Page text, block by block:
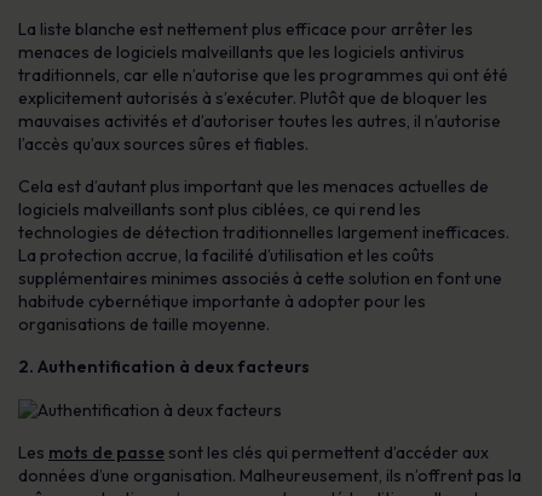
La liste blanche est nettement plus efficace pour arrêter les
menaces de logiciels malveillants que les logiciels antivirus
traditionnels, car elle n’autorise que les programmes qui ont été
explicitement autorisés à s’exécuter. Plutôt que de bloquer les
mauvaises activités et d’autoriser toutes les autres, il n’autorise
l’accès qu’aux sources sûres et fiables.
Cela est d’autant plus important que les menaces actuelles de
logiciels malveillants sont plus ciblées, ce qui rend les
technologies de détection traditionnelles largement inefficaces.
La protection accrue, la facilité d’utilisation et les coûts
supplémentaires minimes associés à cette solution en font une
habitude cybernétique importante à adopter pour les
organisations de taille moyenne.
2. Authentification à deux facteurs
Les mots de passe sont les clés qui permettent d’accéder aux
données d’une organisation. Malheureusement, ils n’offrent pas la